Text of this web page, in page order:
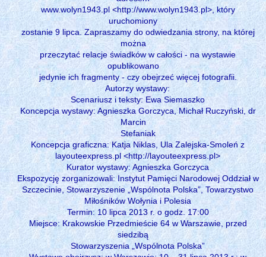
www.wolyn1943.pl <http://www.wolyn1943.pl>, który
uruchomiony
zostanie 9 lipca. Zapraszamy do odwiedzania strony, na której
można
przeczytać relacje świadków w całości - na wystawie
opublikowano
jedynie ich fragmenty - czy obejrzeć więcej fotografii.
Autorzy wystawy:
Scenariusz i teksty: Ewa Siemaszko
Koncepcja wystawy: Agnieszka Gorczyca, Michał Ruczyński, dr
Marcin
Stefaniak
Koncepcja graficzna: Katja Niklas, Ula Zalejska-Smoleń z
layouteexpress.pl <http://layouteexpress.pl>
Kurator wystawy: Agnieszka Gorczyca
Ekspozycję zorganizowali: Instytut Pamięci Narodowej Oddział w
Szczecinie, Stowarzyszenie „Wspólnota Polska”, Towarzystwo
Miłośników Wołynia i Polesia
Termin: 10 lipca 2013 r. o godz. 17:00
Miejsce: Krakowskie Przedmieście 64 w Warszawie, przed
siedzibą
Stowarzyszenia „Wspólnota Polska”